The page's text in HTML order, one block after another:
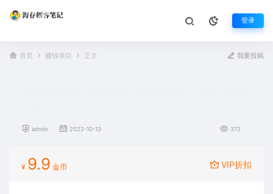
登录
首页 赚钱项目 正文 我要投稿
admin 2022-10-13 372
¥ 9.9 金币 VIP折扣